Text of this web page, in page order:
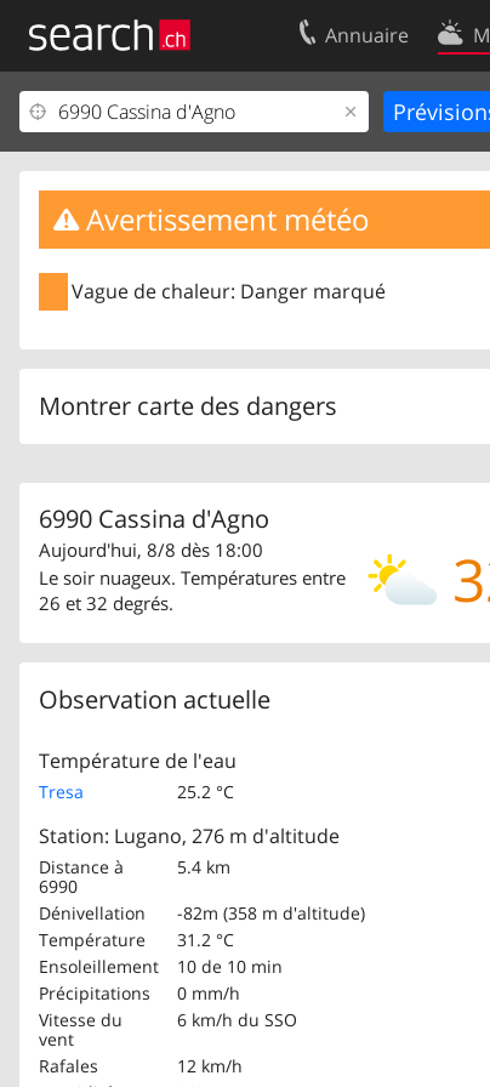
Annuaire
Avertissement météo
Vague de chaleur: Danger marqué
Montrer carte des dangers
6990 Cassina d'Agno
Aujourd'hui, 8/8 dès 18:00
Le soir nuageux. Températures entre
26 et 32 degrés.
Observation actuelle
Température de l'eau
Tresa 25.2 °C
Station: Lugano, 276 m d'altitude
Distance à
6990
5.4 km
Dénivellation
-82m (358 m d'altitude)
Température
31.2 °C
Ensoleillement
10 de 10 min
Précipitations
0 mm/h
Vitesse du
vent
6 km/h du SSO
Rafales
12 km/h
Votre inscription
Centre clients
Mentions Légales